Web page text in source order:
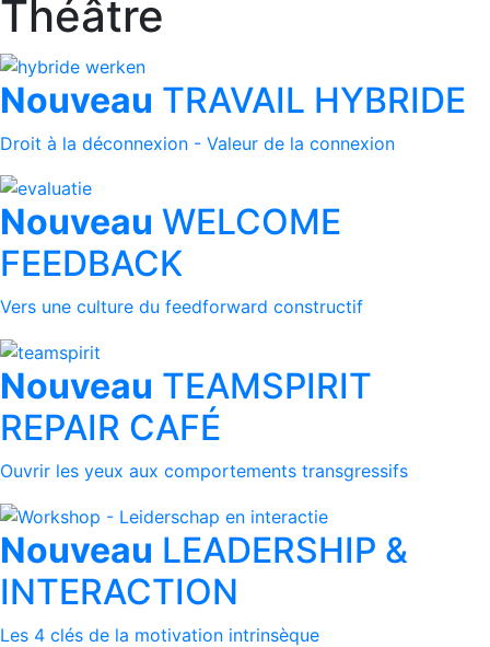
Théâtre
Nouveau TRAVAIL HYBRIDE
Droit à la déconnexion - Valeur de la connexion
Nouveau WELCOME
FEEDBACK
Vers une culture du feedforward constructif
Nouveau TEAMSPIRIT
REPAIR CAFÉ
Ouvrir les yeux aux comportements transgressifs
Nouveau LEADERSHIP &
INTERACTION
Les 4 clés de la motivation intrinsèque